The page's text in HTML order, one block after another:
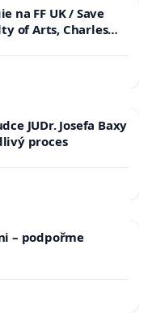
na FF UK / Save
of Arts, Charles
JUDr. Josefa Baxy
proces
– podpořme